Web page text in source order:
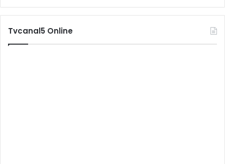
Tvcanal5 Online